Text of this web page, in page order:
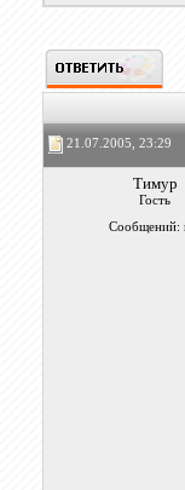
21.07.2005, 23:29
Тимур
Гость
Сообщений: